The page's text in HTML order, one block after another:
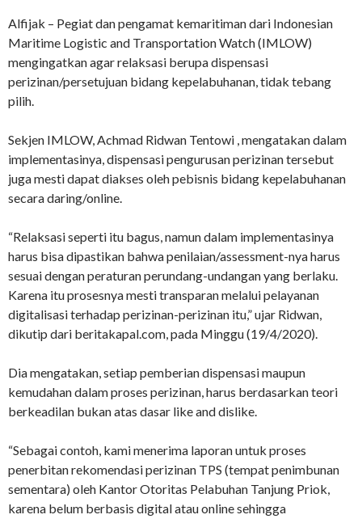
Alfijak – Pegiat dan pengamat kemaritiman dari Indonesian
Maritime Logistic and Transportation Watch (IMLOW)
mengingatkan agar relaksasi berupa dispensasi
perizinan/persetujuan bidang kepelabuhanan, tidak tebang
pilih.
Sekjen IMLOW, Achmad Ridwan Tentowi , mengatakan dalam
implementasinya, dispensasi pengurusan perizinan tersebut
juga mesti dapat diakses oleh pebisnis bidang kepelabuhanan
secara daring/online.
“Relaksasi seperti itu bagus, namun dalam implementasinya
harus bisa dipastikan bahwa penilaian/assessment-nya harus
sesuai dengan peraturan perundang-undangan yang berlaku.
Karena itu prosesnya mesti transparan melalui pelayanan
digitalisasi terhadap perizinan-perizinan itu,” ujar Ridwan,
dikutip dari beritakapal.com, pada Minggu (19/4/2020).
Dia mengatakan, setiap pemberian dispensasi maupun
kemudahan dalam proses perizinan, harus berdasarkan teori
berkeadilan bukan atas dasar like and dislike.
“Sebagai contoh, kami menerima laporan untuk proses
penerbitan rekomendasi perizinan TPS (tempat penimbunan
sementara) oleh Kantor Otoritas Pelabuhan Tanjung Priok,
karena belum berbasis digital atau online sehingga